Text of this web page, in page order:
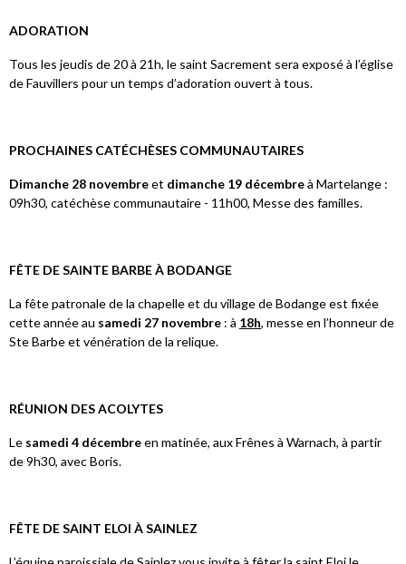
ADORATION
Tous les jeudis de 20 à 21h, le saint Sacrement sera exposé à l’église
de Fauvillers pour un temps d’adoration ouvert à tous.
PROCHAINES CATÉCHÈSES COMMUNAUTAIRES
Dimanche 28 novembreet dimanche 19 décembreà Martelange :
09h30, catéchèse communautaire - 11h00, Messe des familles.
FÊTE DE SAINTE BARBE À BODANGE
La fête patronale de la chapelle et du village de Bodange est fixée
cette année au samedi 27 novembre : à 18h, messe en l’honneur de
Ste Barbe et vénération de la relique.
RÉUNION DES ACOLYTES
Le samedi 4 décembreen matinée, aux Frênes à Warnach, à partir
de 9h30, avec Boris.
FÊTE DE SAINT ELOI À SAINLEZ